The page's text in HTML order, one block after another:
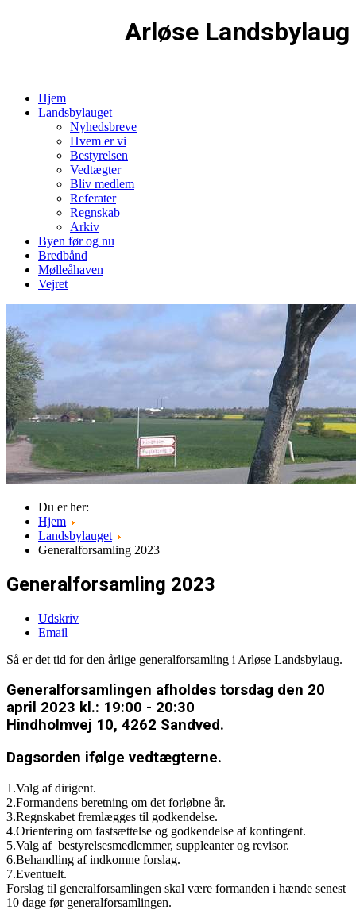
Arløse Landsbylaug
Hjem
Landsbylauget
Nyhedsbreve
Hvem er vi
Bestyrelsen
Vedtægter
Bliv medlem
Referater
Regnskab
Arkiv
Byen før og nu
Bredbånd
Mølleåhaven
Vejret
Du er her:
Hjem
Landsbylauget
Generalforsamling 2023
Generalforsamling 2023
Udskriv
Email
Så er det tid for den årlige generalforsamling i Arløse Landsbylaug.
Generalforsamlingen afholdes torsdag den 20
april 2023 kl.: 19:00 - 20:30
Hindholmvej 10, 4262 Sandved.
Dagsorden ifølge vedtægterne.
1.Valg af dirigent.
2.Formandens beretning om det forløbne år.
3.Regnskabet fremlægges til godkendelse.
4.Orientering om fastsættelse og godkendelse af kontingent.
5.Valg af bestyrelsesmedlemmer, suppleanter og revisor.
6.Behandling af indkomne forslag.
7.Eventuelt.
Forslag til generalforsamlingen skal være formanden i hænde senest
10 dage før generalforsamlingen.